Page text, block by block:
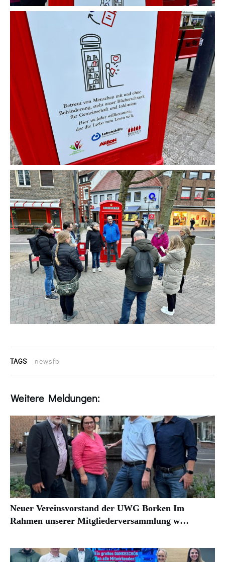
TAGS newsfb
Weitere Meldungen:
Neuer Vereinsvorstand der UWG Borken Im
Rahmen unserer Mitgliederversammlung w…